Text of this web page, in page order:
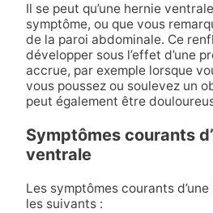
Il se peut qu’une hernie
symptôme, ou que vous
de la paroi abdominale. Ce
développer sous l’effet d’une
accrue, par exemple lorsque
vous poussez ou soulevez un
peut également être
Symptômes courants
ventrale
Les symptômes courants
les suivants :